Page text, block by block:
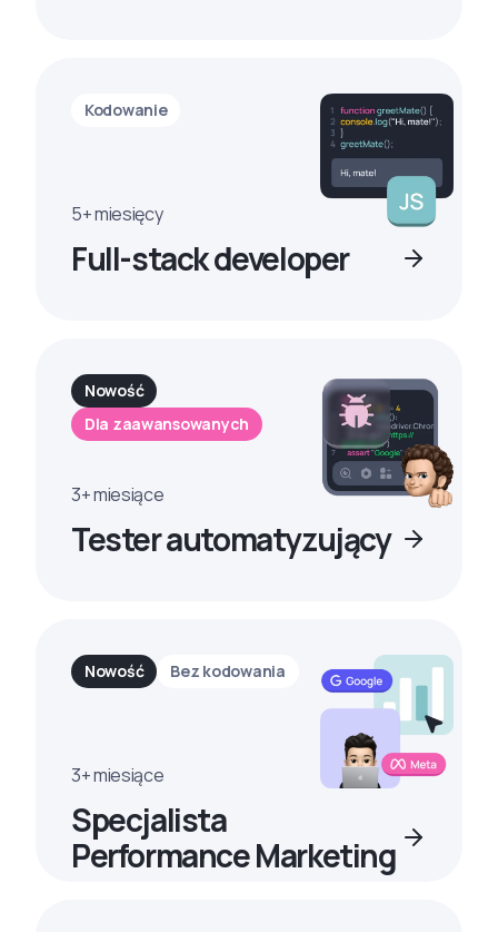
Kodowanie
5+ miesięcy
Full-stack developer
Nowość
Dla zaawansowanych
3+ miesiące
Tester automatyzujący
Nowość Bez kodowania
3+ miesiące
Specjalista
Performance Marketing